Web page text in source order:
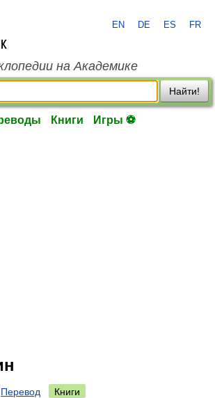
EN DE ES FR
на Академике
Найти!
Книги Игры ⚽
Перевод
Книги